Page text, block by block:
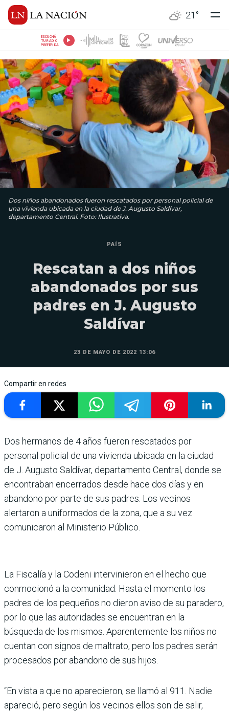
21 °
ESCUCHÁ
TU RADIO
PREFERIDA
Dos niños abandonados fueron rescatados por personal policial de
una vivienda ubicada en la ciudad de J. Augusto Saldívar,
departamento Central. Foto: Ilustrativa.
PAÍS
Rescatan a dos niños
abandonados por sus
padres en J. Augusto
Saldívar
23 DE MAYO DE 2022 13:06
Compartir en redes
Dos hermanos de 4 años fueron rescatados por
personal policial de una vivienda ubicada en la ciudad
de J. Augusto Saldívar, departamento Central, donde se
encontraban encerrados desde hace dos días y en
abandono por parte de sus padres. Los vecinos
alertaron a uniformados de la zona, que a su vez
comunicaron al Ministerio Público.
La Fiscalía y la Codeni intervinieron en el hecho que
conmocionó a la comunidad. Hasta el momento los
padres de los pequeños no dieron aviso de su paradero,
por lo que las autoridades se encuentran en la
búsqueda de los mismos. Aparentemente los niños no
cuentan con signos de maltrato, pero los padres serán
procesados por abandono de sus hijos.
“En vista a que no aparecieron, se llamó al 911. Nadie
apareció, pero según los vecinos ellos son de salir,